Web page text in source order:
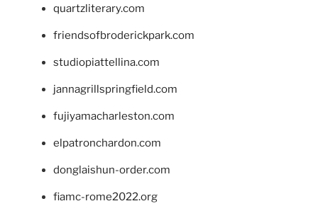
quartzliterary.com
friendsofbroderickpark.com
studiopiattellina.com
jannagrillspringfield.com
fujiyamacharleston.com
elpatronchardon.com
donglaishun-order.com
fiamc-rome2022.org